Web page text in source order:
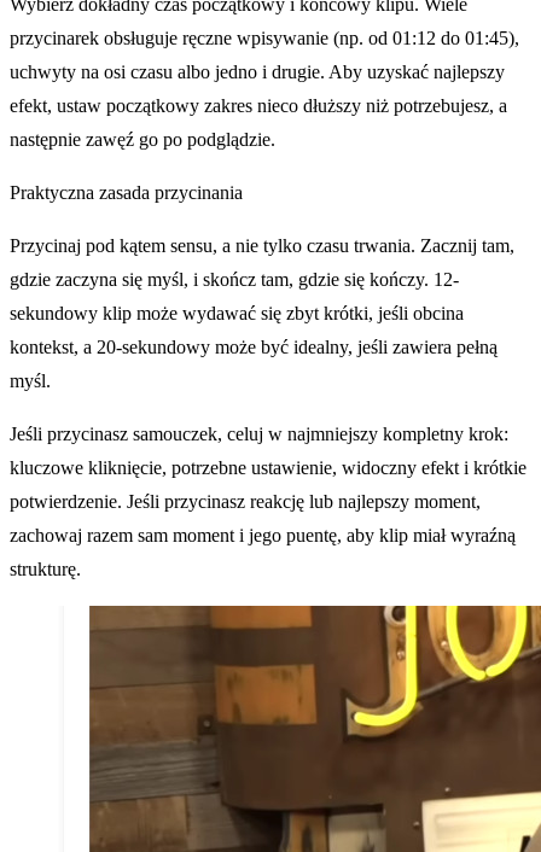
Wybierz dokładny czas początkowy i końcowy klipu. Wiele
przycinarek obsługuje ręczne wpisywanie (np. od 01:12 do 01:45),
uchwyty na osi czasu albo jedno i drugie. Aby uzyskać najlepszy
efekt, ustaw początkowy zakres nieco dłuższy niż potrzebujesz, a
następnie zawęź go po podglądzie.
Praktyczna zasada przycinania
Przycinaj pod kątem sensu, a nie tylko czasu trwania. Zacznij tam,
gdzie zaczyna się myśl, i skończ tam, gdzie się kończy. 12-
sekundowy klip może wydawać się zbyt krótki, jeśli obcina
kontekst, a 20-sekundowy może być idealny, jeśli zawiera pełną
myśl.
Jeśli przycinasz samouczek, celuj w najmniejszy kompletny krok:
kluczowe kliknięcie, potrzebne ustawienie, widoczny efekt i krótkie
potwierdzenie. Jeśli przycinasz reakcję lub najlepszy moment,
zachowaj razem sam moment i jego puentę, aby klip miał wyraźną
strukturę.